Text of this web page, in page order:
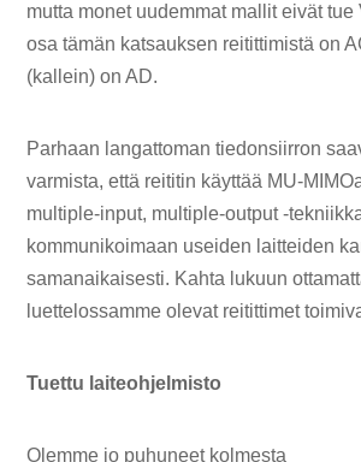
mutta monet uudemmat mallit eivät
osa tämän katsauksen reitittimistä on
(kallein) on AD.
Parhaan langattoman tiedonsiirron
varmista, että reititin käyttää MU-
multiple-input, multiple-output -
kommunikoimaan useiden laitteiden
samanaikaisesti. Kahta lukuun
luettelossamme olevat reitittimet
Tuettu laiteohjelmisto
Olemme jo puhuneet kolmesta